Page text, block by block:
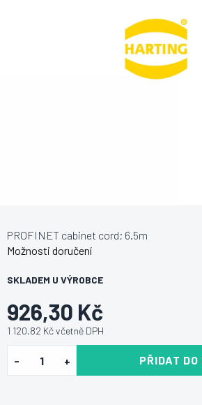
926,30 Kč
1 120,82 Kč včetně DPH
SKLADEM U VÝROBCE
Možnosti doručení
PŘIDAT DO
PROFINET cabinet cord; 6.5m